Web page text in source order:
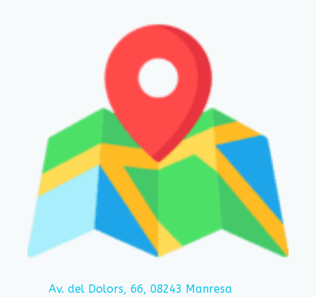
Av. del Dolors, 66, 08243 Manresa